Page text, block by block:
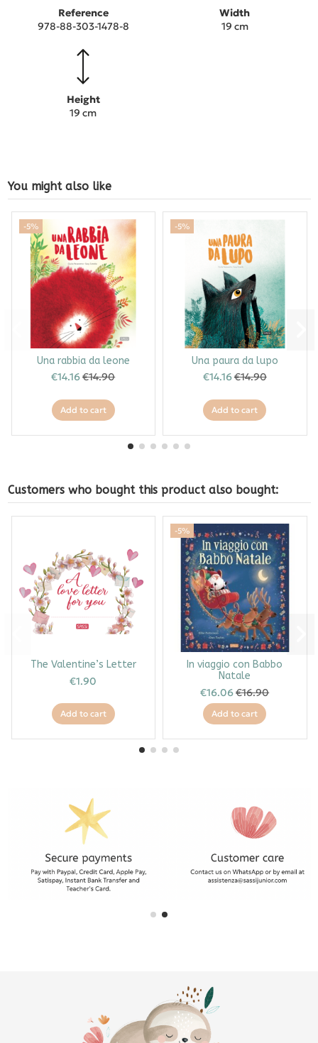
Reference
978-88-303-1478-8
Width
19 cm
Height
19 cm
You might also like
-5%
Una rabbia da leone
€14.16€14.90
Add to cart
-5%
Una paura da lupo
€14.16€14.90
Add to cart
Customers who bought this product also bought:
The Valentine’s Letter
€1.90
Add to cart
-5%
In viaggio con Babbo
Natale
€16.06€16.90
Add to cart